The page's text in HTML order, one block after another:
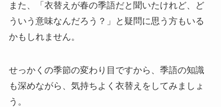
また、「衣替えが春の季語だと聞いたけれど、ど
ういう意味なんだろう？」と疑問に思う方もいる
かもしれません。
せっかくの季節の変わり目ですから、季語の知識
も深めながら、気持ちよく衣替えをしてみましょ
う。